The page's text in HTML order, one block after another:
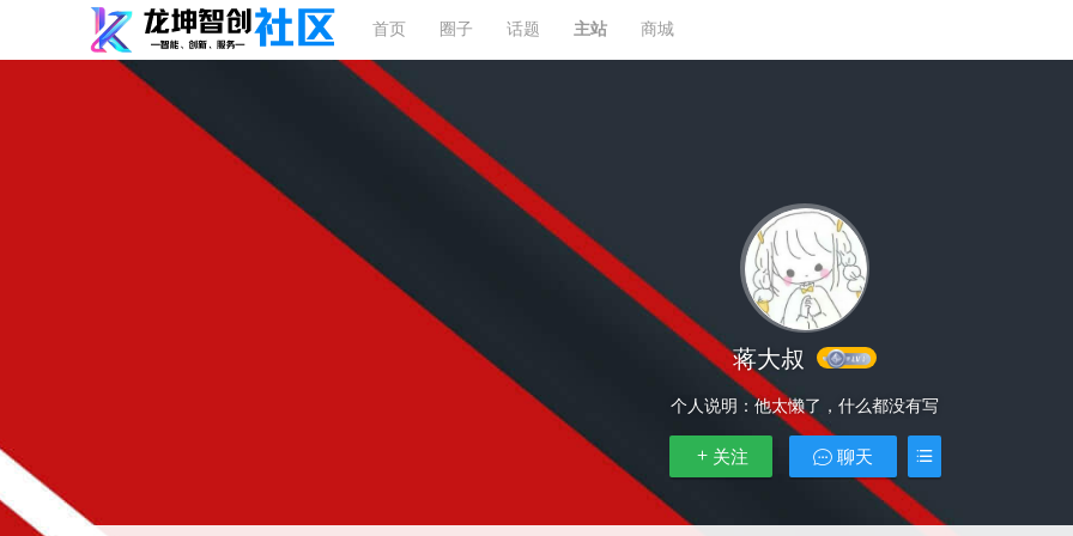
首页 圈子 话题 主站 商城
蒋大叔
个人说明： 他太懒了，什么都没有写
关注 聊天